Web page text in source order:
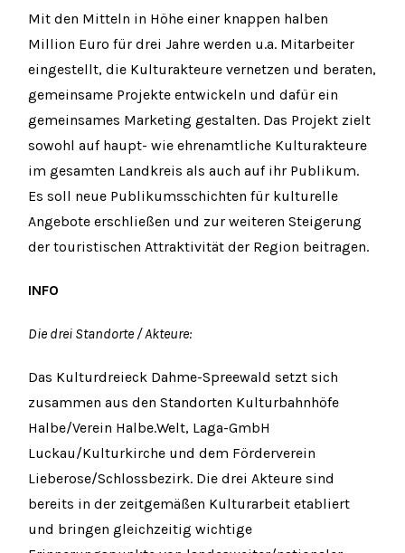
Mit den Mitteln in Höhe einer knappen halben
Million Euro für drei Jahre werden u.a. Mitarbeiter
eingestellt, die Kulturakteure vernetzen und beraten,
gemeinsame Projekte entwickeln und dafür ein
gemeinsames Marketing gestalten. Das Projekt zielt
sowohl auf haupt- wie ehrenamtliche Kulturakteure
im gesamten Landkreis als auch auf ihr Publikum.
Es soll neue Publikumsschichten für kulturelle
Angebote erschließen und zur weiteren Steigerung
der touristischen Attraktivität der Region beitragen.
INFO
Die drei Standorte / Akteure:
Das Kulturdreieck Dahme-Spreewald setzt sich
zusammen aus den Standorten Kulturbahnhöfe
Halbe/Verein Halbe.Welt, Laga-GmbH
Luckau/Kulturkirche und dem Förderverein
Lieberose/Schlossbezirk. Die drei Akteure sind
bereits in der zeitgemäßen Kulturarbeit etabliert
und bringen gleichzeitig wichtige